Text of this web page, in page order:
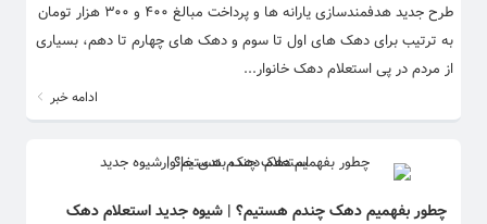
طرح جدید هدفمندسازی یارانه ها و پرداخت مبالغ ۴۰۰ و ۳۰۰ هزار تومان
به ترتیب برای دهک های اول تا سوم و دهک های چهارم تا دهم، بسیاری
از مردم در پی استعلام دهک خانوار...
ادامه خبر
چطور بفهمیم دهک چندم هستیم؟ | شیوه جدید استعلام دهک‌